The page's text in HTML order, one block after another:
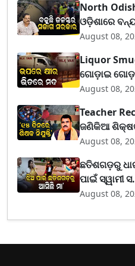
North
ଓଡ଼ିଶାରେ
August 08,
Liquor
ଗୋଡ଼ାଇ
August 08,
Teacher
ଜଣିକିଆ
August 08,
ଛତିଶଗଡ଼ରୁ
ପାଇଁ ସ୍ୱାମୀ
August 08,